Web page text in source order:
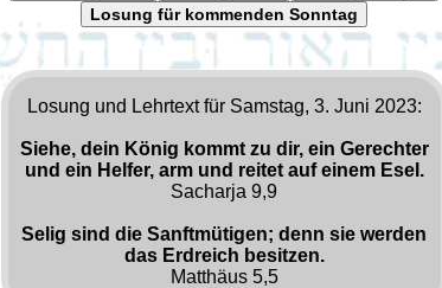
Losung für kommenden Sonntag
Losung und Lehrtext für Samstag, 3. Juni 2023:
Siehe, dein König kommt zu dir, ein Gerechter
und ein Helfer, arm und reitet auf einem Esel.
Sacharja 9,9
Selig sind die Sanftmütigen; denn sie werden
das Erdreich besitzen.
Matthäus 5,5